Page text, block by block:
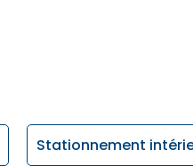
Stationnement